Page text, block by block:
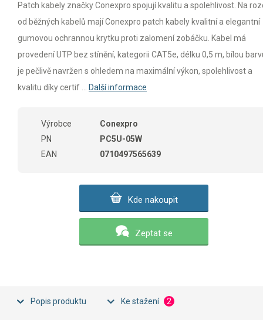
Patch kabely značky Conexpro spojují kvalitu a spolehlivost. Na
od běžných kabelů mají Conexpro patch kabely kvalitní a elegantní
gumovou ochrannou krytku proti zalomení zobáčku. Kabel má
provedení UTP bez stínění, kategorii CAT5e, délku 0,5 m, bílou
je pečlivě navržen s ohledem na maximální výkon, spolehlivost a
kvalitu díky certif ...
Další informace
Výrobce
Conexpro
PN
PC5U-05W
EAN
0710497565639
Kde nakoupit
Zeptat se
Popis produktu Ke stažení 2